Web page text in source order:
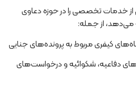
خدمات تخصصی را در حوزه دعاوی
می‌دهد، از جمله:
کیفری مربوط به پرونده‌های جنایی
دفاعیه، شکوائیه و درخواست‌های